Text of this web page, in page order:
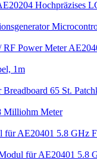
Hochpräzises
1m
65 St.
Milliohm Meter